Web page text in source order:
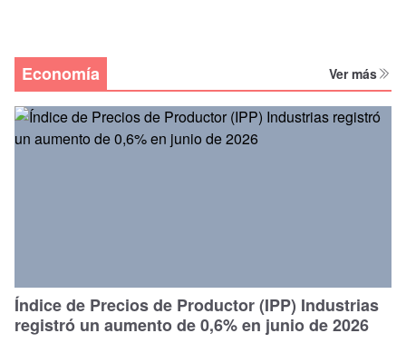
Economía Ver más
Índice de Precios de Productor (IPP) Industrias
registró un aumento de 0,6% en junio de 2026